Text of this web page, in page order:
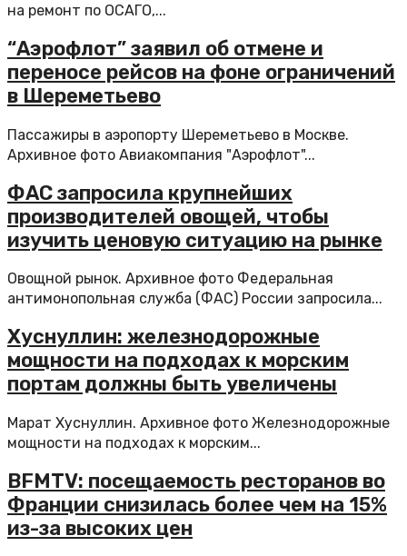
на ремонт по ОСАГО,...
“Аэрофлот” заявил об отмене и
переносе рейсов на фоне ограничений
в Шереметьево
Пассажиры в аэропорту Шереметьево в Москве.
Архивное фото Авиакомпания "Аэрофлот"...
ФАС запросила крупнейших
производителей овощей, чтобы
изучить ценовую ситуацию на рынке
Овощной рынок. Архивное фото Федеральная
антимонопольная служба (ФАС) России запросила...
Хуснуллин: железнодорожные
мощности на подходах к морским
портам должны быть увеличены
Марат Хуснуллин. Архивное фото Железнодорожные
мощности на подходах к морским...
BFMTV: посещаемость ресторанов во
Франции снизилась более чем на 15%
из-за высоких цен